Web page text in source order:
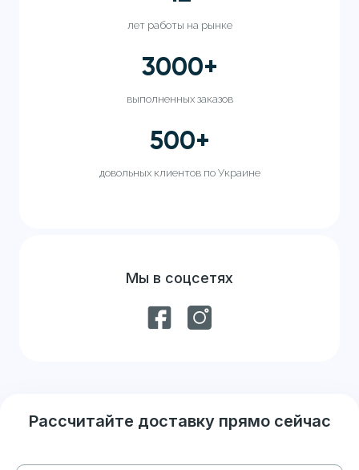
лет работы на рынке
3000+
выполненных заказов
500+
довольных клиентов по Украине
Мы в соцсетях
Рассчитайте доставку прямо сейчас